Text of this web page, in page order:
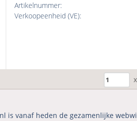
Artikelnummer:
Verkoopeenheid (VE):
is vanaf heden de gezamenlijke